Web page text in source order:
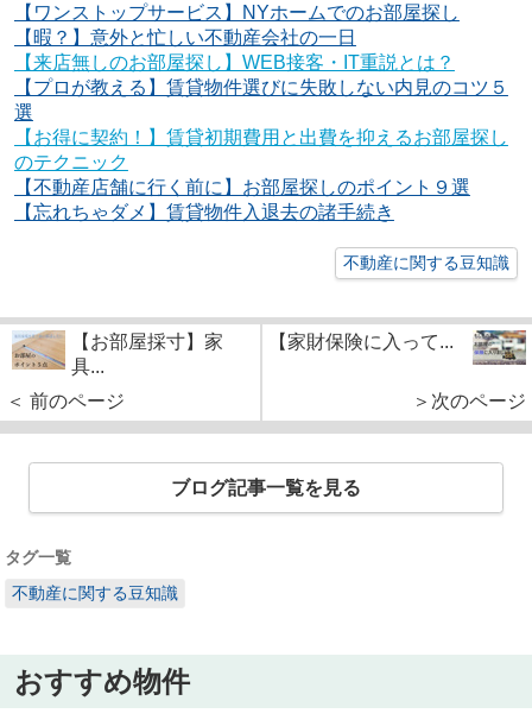
【ワンストップサービス】NYホームでのお部屋探し
【暇？】意外と忙しい不動産会社の一日
【来店無しのお部屋探し】WEB接客・IT重説とは？
【プロが教える】賃貸物件選びに失敗しない内見のコツ５
選
【お得に契約！】賃貸初期費用と出費を抑えるお部屋探し
のテクニック
【不動産店舗に行く前に】お部屋探しのポイント９選
【忘れちゃダメ】賃貸物件入退去の諸手続き
不動産に関する豆知識
【お部屋採寸】家
具...
＜ 前のページ
【家財保険に入って...
＞次のページ
ブログ記事一覧を見る
タグ一覧
不動産に関する豆知識
おすすめ物件